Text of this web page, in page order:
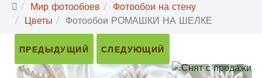
Мир фотообоев
Фотообои на стену
Цветы
Фотообои РОМАШКИ НА ШЕЛКЕ
ПРЕДЫДУЩИЙ СЛЕДУЮЩИЙ